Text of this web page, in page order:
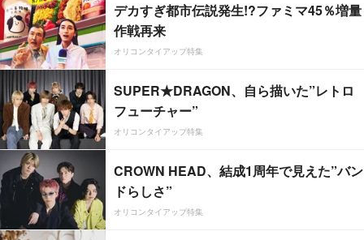
デカすぎ都市伝説発生!?ファミマ45％増量
作戦再来
オリコンタイアップ特集
SUPER★DRAGON、自ら描いた”レトロ
フューチャー”
オリコンタイアップ特集
CROWN HEAD、結成1周年で見えた”バン
ドらしさ”
オリコンタイアップ特集